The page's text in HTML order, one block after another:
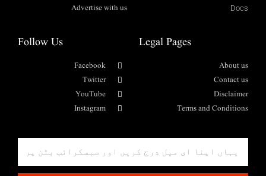
Docs
Advertise with us
Legal Pages
About us
Contact us
Disclaimer
Terms and Conditions
Follow Us
Facebook
Twitter
YouTube
Instagram